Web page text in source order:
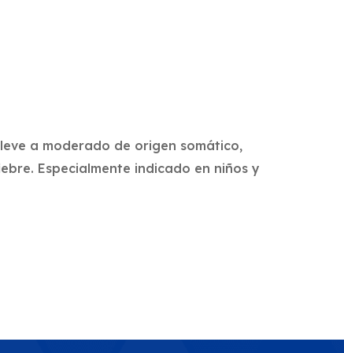
a moderado de origen somático,
Especialmente indicado en niños y